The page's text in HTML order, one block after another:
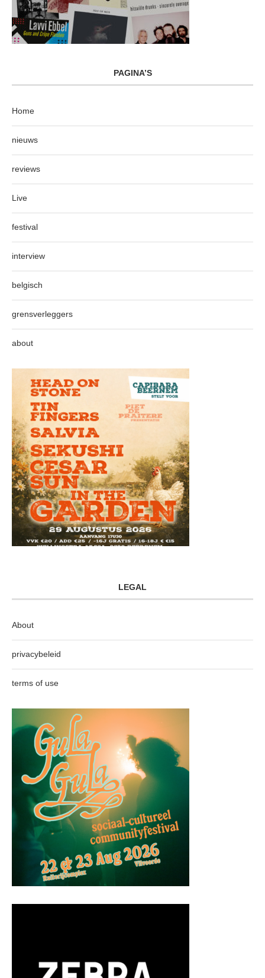
PAGINA’S
Home
nieuws
reviews
Live
festival
interview
belgisch
grensverleggers
about
LEGAL
About
privacybeleid
terms of use